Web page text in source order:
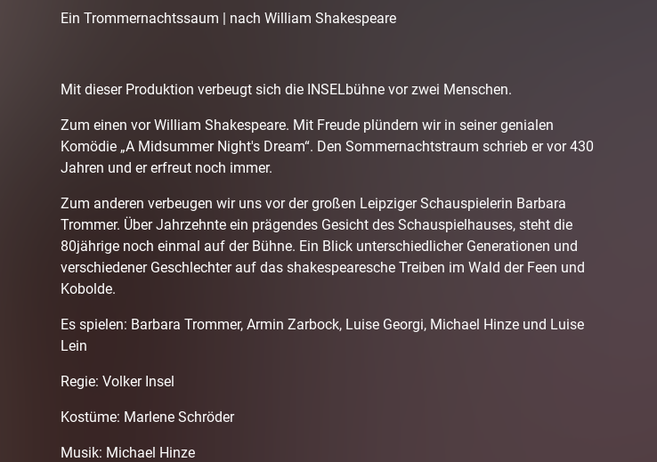
Ein Trommernachtssaum | nach William Shakespeare
Mit dieser Produktion verbeugt sich die INSELbühne vor zwei Menschen.
Zum einen vor William Shakespeare. Mit Freude plündern wir in seiner genialen
Komödie „A Midsummer Night's Dream“. Den Sommernachtstraum schrieb er vor 430
Jahren und er erfreut noch immer.
Zum anderen verbeugen wir uns vor der großen Leipziger Schauspielerin Barbara
Trommer. Über Jahrzehnte ein prägendes Gesicht des Schauspielhauses, steht die
80jährige noch einmal auf der Bühne. Ein Blick unterschiedlicher Generationen und
verschiedener Geschlechter auf das shakespearesche Treiben im Wald der Feen und
Kobolde.
Es spielen: Barbara Trommer, Armin Zarbock, Luise Georgi, Michael Hinze und Luise
Lein
Regie: Volker Insel
Kostüme: Marlene Schröder
Musik: Michael Hinze